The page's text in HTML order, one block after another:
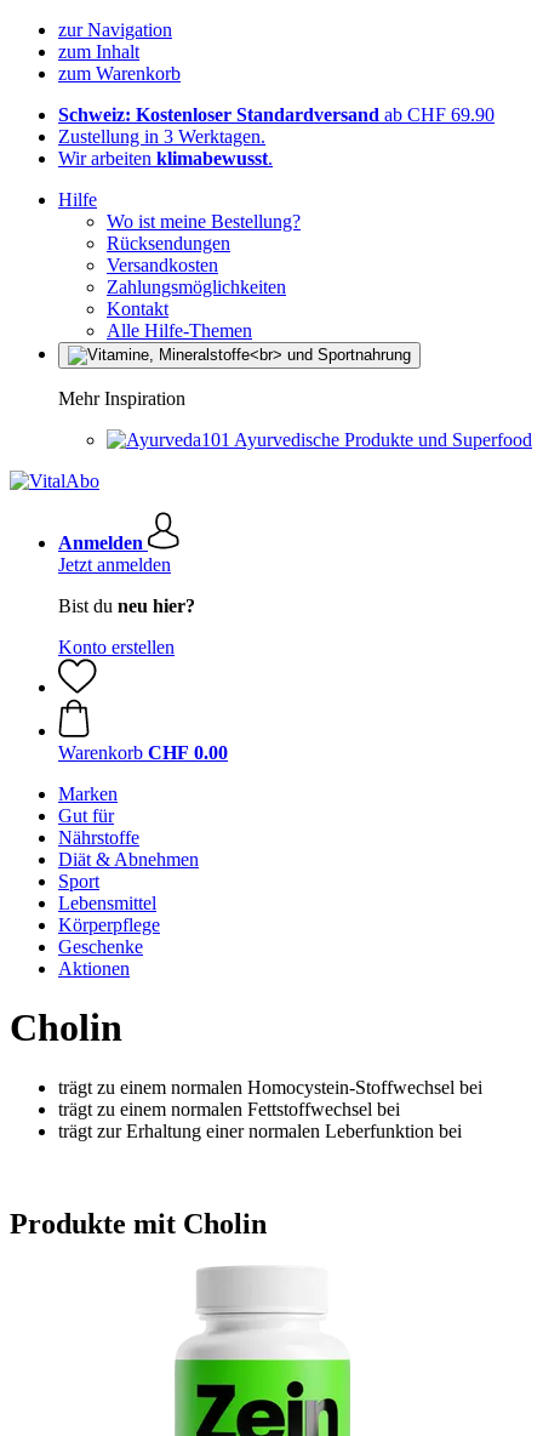
zur Navigation
zum Inhalt
zum Warenkorb
Schweiz: Kostenloser Standardversand ab CHF 69.90
Zustellung in 3 Werktagen.
Wir arbeiten klimabewusst.
Hilfe
Wo ist meine Bestellung?
Rücksendungen
Versandkosten
Zahlungsmöglichkeiten
Kontakt
Alle Hilfe-Themen
Mehr Inspiration
Ayurvedische Produkte und Superfood
Anmelden
Jetzt anmelden
Bist du neu hier?
Konto erstellen
Warenkorb CHF 0.00
Marken
Gut für
Nährstoffe
Diät & Abnehmen
Sport
Lebensmittel
Körperpflege
Geschenke
Aktionen
Cholin
trägt zu einem normalen Homocystein-Stoffwechsel bei
trägt zu einem normalen Fettstoffwechsel bei
trägt zur Erhaltung einer normalen Leberfunktion bei
Produkte mit Cholin